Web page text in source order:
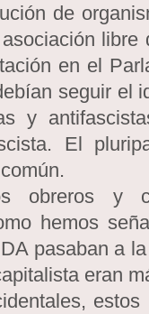
de
en el
seguir el
y
El
obreros y
hemos
pasaban a
eran